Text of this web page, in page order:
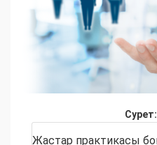
Сурет:
Жастар практикасы